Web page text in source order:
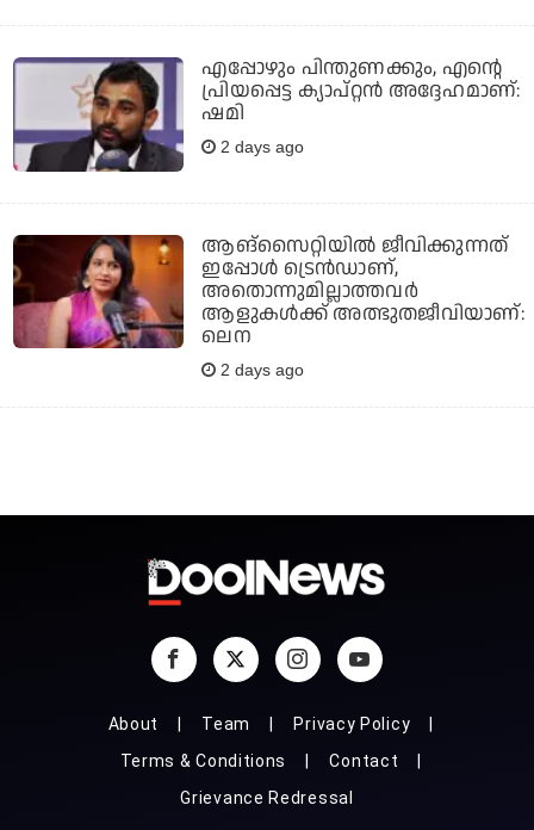
എപ്പോഴും പിന്തുണക്കും, എന്റെ
പ്രിയപ്പെട്ട ക്യാപ്റ്റന്‍ അദ്ദേഹമാണ്:
ഷമി
2 days ago
ആങ്സൈറ്റിയിൽ ജീവിക്കുന്നത്
ഇപ്പോൾ ട്രെൻഡാണ്,
അതൊന്നുമില്ലാത്തവർ
ആളുകൾക്ക് അത്ഭുതജീവിയാണ്:
ലെന
2 days ago
About Team
Privacy Policy
Terms & Conditions
Contact
Grievance Redressal